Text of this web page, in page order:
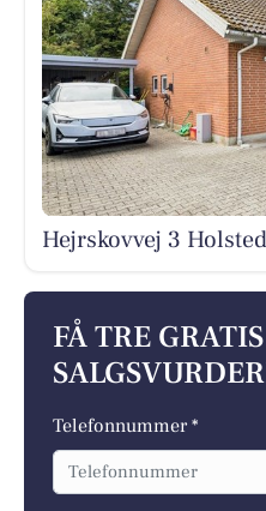
Hejrskovvej 3
FÅ TRE GRATIS
Telefonnummer *